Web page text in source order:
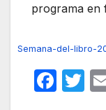
programa en
Semana-del-libro-
F
T